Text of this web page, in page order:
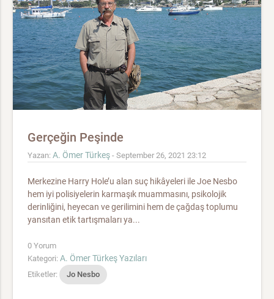
Gerçeğin Peşinde
Yazan: A. Ömer Türkeş - September 26, 2021 23:12
Merkezine Harry Hole’u alan suç hikâyeleri ile Joe Nesbo
hem iyi polisiyelerin karmaşık muammasını, psikolojik
derinliğini, heyecan ve gerilimini hem de çağdaş toplumu
yansıtan etik tartışmaları ya...
0 Yorum
Kategori: A. Ömer Türkeş Yazıları
Etiketler: Jo Nesbo